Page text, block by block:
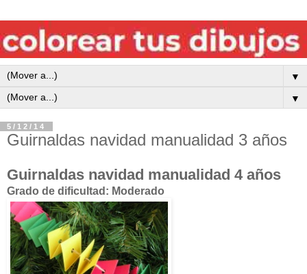
▼
▼
5/12/14
Guirnaldas navidad manualidad 3 años
Guirnaldas navidad manualidad 4 años
Grado de dificultad: Moderado